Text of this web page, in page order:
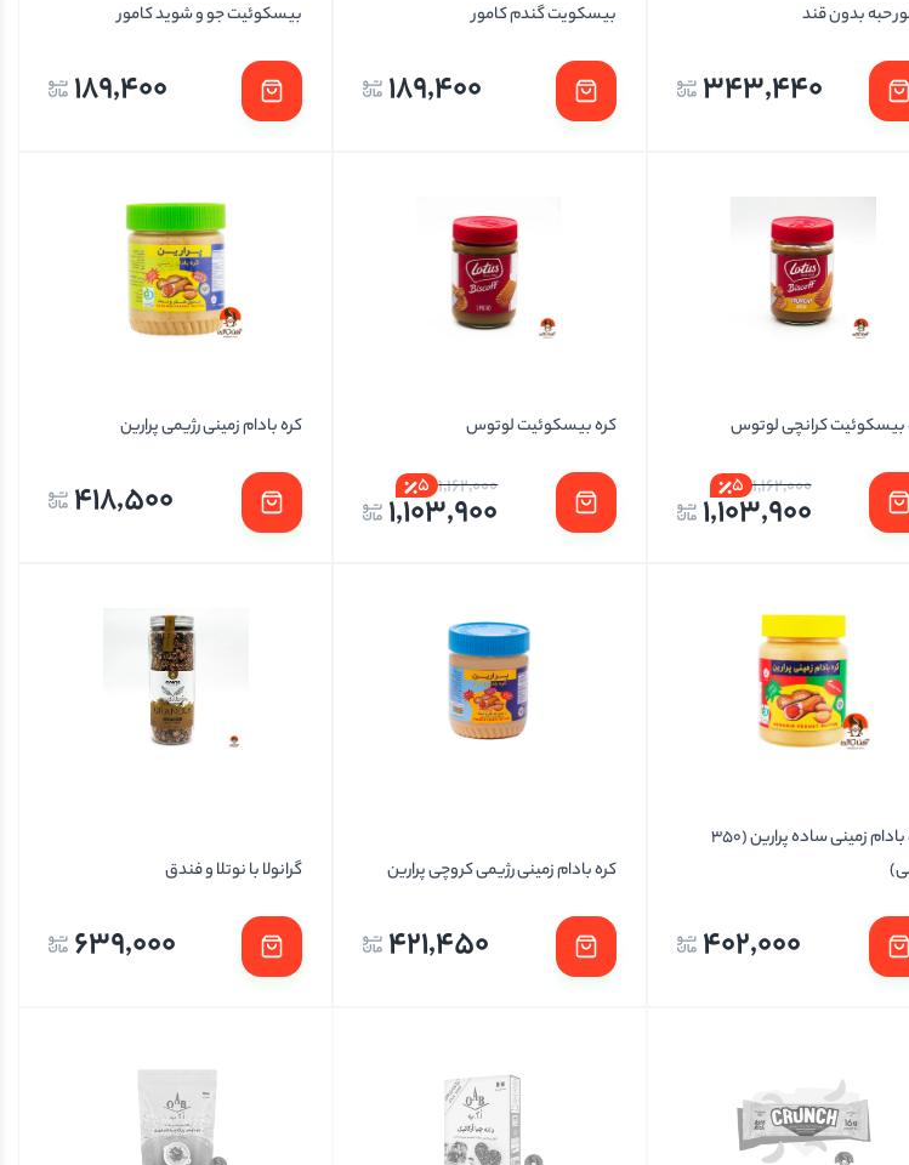
حبه بدون قند
343,440
بیسکویت گندم کامور
189,400
بیسکوئیت جو و شوید کامور
189,400
بیسکوئیت کرانچی لوتوس
5 1,162,000
1,103,900
کره بیسکوئیت لوتوس
5 1,162,000
1,103,900
کره بادام زمینی رژیمی پرارین
418,500
کره بادام زمینی ساده پرارین (350
402,000
کره بادام زمینی رژیمی کروچی پرارین
421,450
گرانولا با نوتلا و فندق
639,000